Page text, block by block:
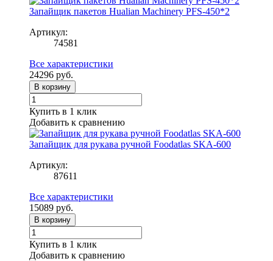
Запайщик пакетов Hualian Machinery PFS-450*2
Артикул:
74581
Все характеристики
24296 руб.
В корзину
Купить в 1 клик
Добавить к сравнению
Запайщик для рукава ручной Foodatlas SKA-600
Артикул:
87611
Все характеристики
15089 руб.
В корзину
Купить в 1 клик
Добавить к сравнению